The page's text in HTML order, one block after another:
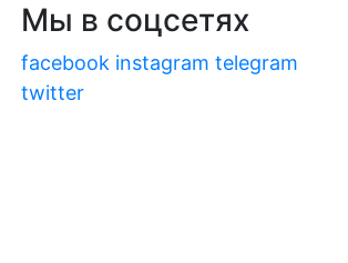
Мы в соцсетях
facebook instagram telegram
twitter